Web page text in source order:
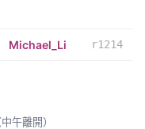
Michael_Li
r1214
午離開）